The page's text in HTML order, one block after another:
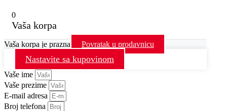
0
Vaša korpa
Vaša korpa je prazna Povratak u prodavnicu
Nastavite sa kupovinom
Vaše ime
Vaše prezime
E-mail adresa
Broj telefona